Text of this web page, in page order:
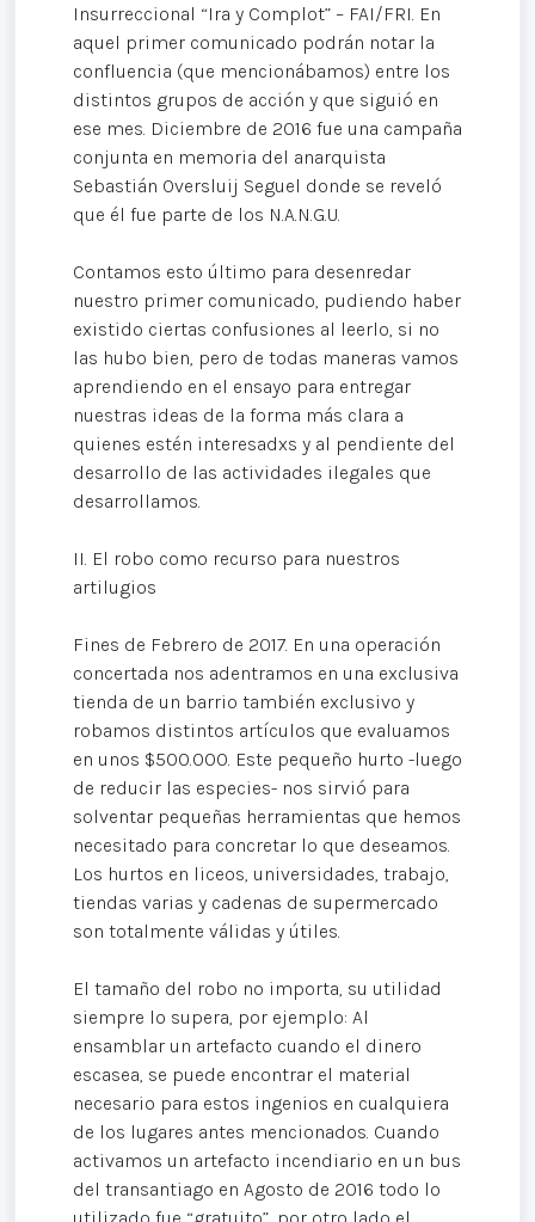
Insurreccional “Ira y Complot” – FAI/FRI. En
aquel primer comunicado podrán notar la
confluencia (que mencionábamos) entre los
distintos grupos de acción y que siguió en
ese mes. Diciembre de 2016 fue una campaña
conjunta en memoria del anarquista
Sebastián Oversluij Seguel donde se reveló
que él fue parte de los N.A.N.G.U.
Contamos esto último para desenredar
nuestro primer comunicado, pudiendo haber
existido ciertas confusiones al leerlo, si no
las hubo bien, pero de todas maneras vamos
aprendiendo en el ensayo para entregar
nuestras ideas de la forma más clara a
quienes estén interesadxs y al pendiente del
desarrollo de las actividades ilegales que
desarrollamos.
II. El robo como recurso para nuestros
artilugios
Fines de Febrero de 2017. En una operación
concertada nos adentramos en una exclusiva
tienda de un barrio también exclusivo y
robamos distintos artículos que evaluamos
en unos $500.000. Este pequeño hurto -luego
de reducir las especies- nos sirvió para
solventar pequeñas herramientas que hemos
necesitado para concretar lo que deseamos.
Los hurtos en liceos, universidades, trabajo,
tiendas varias y cadenas de supermercado
son totalmente válidas y útiles.
El tamaño del robo no importa, su utilidad
siempre lo supera, por ejemplo: Al
ensamblar un artefacto cuando el dinero
escasea, se puede encontrar el material
necesario para estos ingenios en cualquiera
de los lugares antes mencionados. Cuando
activamos un artefacto incendiario en un bus
del transantiago en Agosto de 2016 todo lo